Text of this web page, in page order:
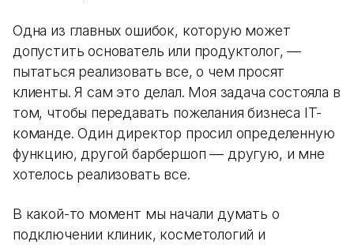
Одна из главных ошибок, которую может
допустить основатель или продуктолог, —
пытаться реализовать все, о чем просят
клиенты. Я сам это делал. Моя задача состояла в
том, чтобы передавать пожелания бизнеса IT-
команде. Один директор просил определенную
функцию, другой барбершоп — другую, и мне
хотелось реализовать все.
В какой-то момент мы начали думать о
подключении клиник, косметологий и